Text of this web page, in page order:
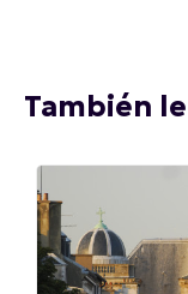
También